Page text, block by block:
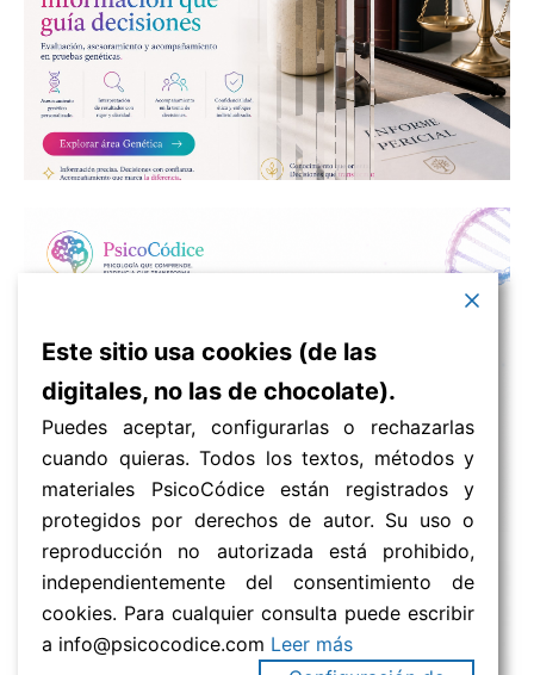
Este sitio usa cookies (de las
digitales, no las de chocolate).
Puedes aceptar, configurarlas o rechazarlas
cuando quieras. Todos los textos, métodos y
materiales PsicoCódice están registrados y
protegidos por derechos de autor. Su uso o
reproducción no autorizada está prohibido,
independientemente del consentimiento de
cookies. Para cualquier consulta puede escribir
a info@psicocodice.com Leer más